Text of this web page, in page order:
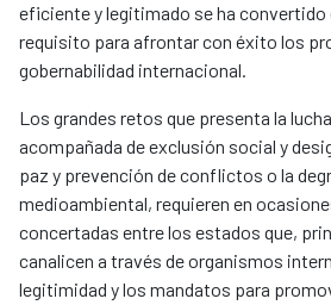
eficiente y legitimado se ha
requisito para afrontar con éxito los
gobernabilidad internacional.
Los grandes retos que presenta la
acompañada de exclusión social y
paz y prevención de conflictos o la
medioambiental, requieren en
concertadas entre los estados que,
canalicen a través de organismos
legitimidad y los mandatos para